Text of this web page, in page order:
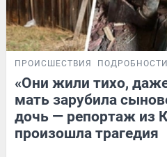
ПРОИСШЕСТВИЯ ПОДРОБНОСТИ
«Они жили тихо,
мать зарубила
дочь — репортаж из
произошла трагедия